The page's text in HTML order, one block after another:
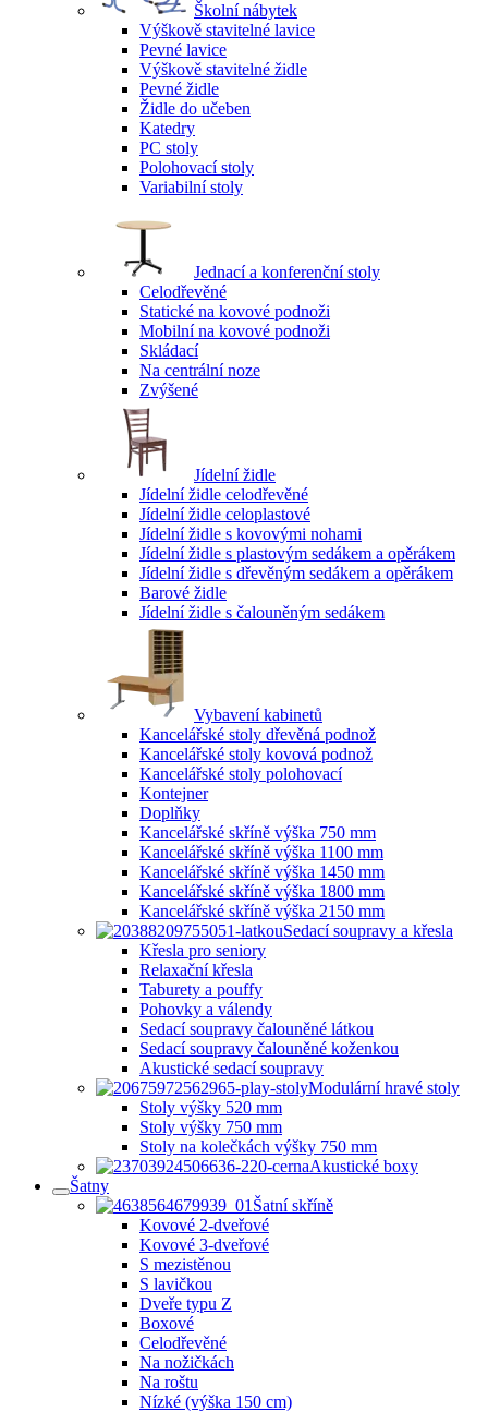
Školní nábytek
Výškově stavitelné lavice
Pevné lavice
Výškově stavitelné židle
Pevné židle
Židle do učeben
Katedry
PC stoly
Polohovací stoly
Variabilní stoly
Jednací a konferenční stoly
Celodřevěné
Statické na kovové podnoži
Mobilní na kovové podnoži
Skládací
Na centrální noze
Zvýšené
Jídelní židle
Jídelní židle celodřevěné
Jídelní židle celoplastové
Jídelní židle s kovovými nohami
Jídelní židle s plastovým sedákem a opěrákem
Jídelní židle s dřevěným sedákem a opěrákem
Barové židle
Jídelní židle s čalouněným sedákem
Vybavení kabinetů
Kancelářské stoly dřevěná podnož
Kancelářské stoly kovová podnož
Kancelářské stoly polohovací
Kontejner
Doplňky
Kancelářské skříně výška 750 mm
Kancelářské skříně výška 1100 mm
Kancelářské skříně výška 1450 mm
Kancelářské skříně výška 1800 mm
Kancelářské skříně výška 2150 mm
Sedací soupravy a křesla
Křesla pro seniory
Relaxační křesla
Taburety a pouffy
Pohovky a válendy
Sedací soupravy čalouněné látkou
Sedací soupravy čalouněné koženkou
Akustické sedací soupravy
Modulární hravé stoly
Stoly výšky 520 mm
Stoly výšky 750 mm
Stoly na kolečkách výšky 750 mm
Akustické boxy
Šatny
Šatní skříně
Kovové 2-dveřové
Kovové 3-dveřové
S mezistěnou
S lavičkou
Dveře typu Z
Boxové
Celodřevěné
Na nožičkách
Na roštu
Nízké (výška 150 cm)